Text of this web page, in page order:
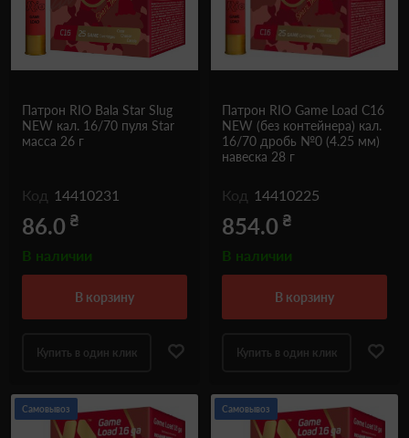
Одежда и обувь
Дроны (БПЛА)
Подарочные Сертификати
Патрон RIO Bala Star Slug
NEW кал. 16/70 пуля Star
масса 26 г
Код 14410231
86.0 ₴
В наличии
в корзину
Купить в один клик
Патрон RIO Game Load C16
NEW (без контейнера) кал.
16/70 дробь №0 (4.25 мм)
навеска 28 г
Код 14410225
854.0 ₴
В наличии
в корзину
Купить в один клик
Самовывоз Самовывоз